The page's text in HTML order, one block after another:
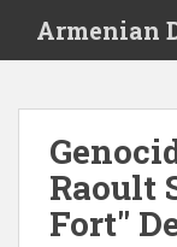
i
Armenian
Raoult
Fort"